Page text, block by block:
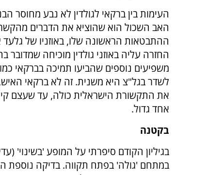
העימות בין ברקאי לגולדין לא נבע
האב השכול הוא שהוציא את הדברים
ההתבטאות הראשונה שלו, באוזניו של
החזרה עליה באוזני גולדין מוכיחה
משפיעים נוספים שהביעו תמיכה בברקאי
לשדר בגל"צ היא משנית. זה לא ברקאי
את התקשורת הישראלית כולה, עד שעצם
אחד גדול.
בקטנה
בגיליון הקודם סיפרתי על המופע 'בשינוי'
במתחם 'גולה' בפתח תקווה. בדיקה